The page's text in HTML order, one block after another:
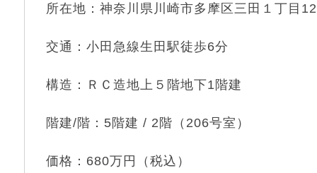
所在地：神奈川県川崎市多摩区三田１丁目
交通：小田急線生田駅徒歩6分
構造：ＲＣ造地上５階地下1階建
階建/階：5階建 / 2階（206号室）
価格：680万円（税込）